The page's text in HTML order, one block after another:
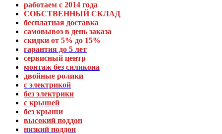
работаем с 2014 года
СОБСТВЕННЫЙ СКЛАД
бесплатная доставка
самовывоз в день заказа
скидки от 5% до 15%
гарантия до 5 лет
сервисный центр
монтаж без силикона
двойные ролики
с электрикой
без электрики
с крышей
без крыши
высокий поддон
низкий поддон